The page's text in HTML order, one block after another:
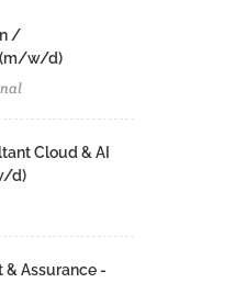
/
(m/w/d)
Cloud & AI
d)​
& Assurance -